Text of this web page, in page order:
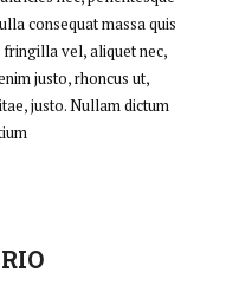
consequat massa quis
fringilla vel, aliquet nec,
justo, rhoncus ut,
justo. Nullam dictum